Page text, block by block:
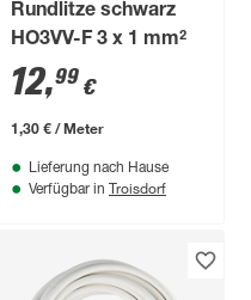
Rundlitze schwarz
HO3VV-F 3 x 1 mm²
12,99 €
1,30 € / Meter
Lieferung nach Hause
Verfügbar in Troisdorf